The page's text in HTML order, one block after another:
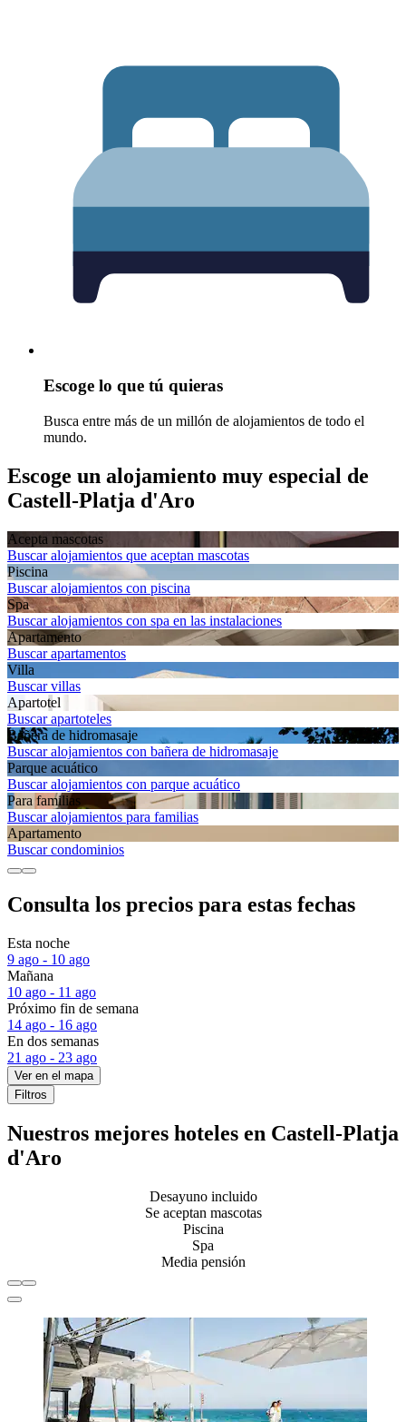
Escoge lo que tú quieras
Busca entre más de un millón de alojamientos de todo el
mundo.
Escoge un alojamiento muy especial de
Castell-Platja d'Aro
Acepta mascotas
Buscar alojamientos que aceptan mascotas
Piscina
Buscar alojamientos con piscina
Spa
Buscar alojamientos con spa en las instalaciones
Apartamento
Buscar apartamentos
Villa
Buscar villas
Apartotel
Buscar apartoteles
Bañera de hidromasaje
Buscar alojamientos con bañera de hidromasaje
Parque acuático
Buscar alojamientos con parque acuático
Para familias
Buscar alojamientos para familias
Apartamento
Buscar condominios
Consulta los precios para estas fechas
Esta noche
9 ago - 10 ago
Mañana
10 ago - 11 ago
Próximo fin de semana
14 ago - 16 ago
En dos semanas
21 ago - 23 ago
Ver en el mapa
Filtros
Nuestros mejores hoteles en Castell-Platja
d'Aro
Desayuno incluido
Se aceptan mascotas
Piscina
Spa
Media pensión